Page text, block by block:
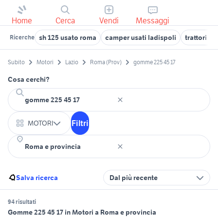
Home Cerca Vendi Messaggi
Ricerche sh 125 usato roma camper usati ladispoli trattori
Subito Motori Lazio Roma (Prov) gomme 225 45 17
Cosa cerchi?
MOTORI Filtri
Salva ricerca Dal più recente
94 risultati
Gomme 225 45 17 in Motori a Roma e provincia